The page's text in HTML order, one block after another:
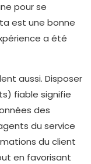
pour se
est une bonne
a été
aussi. Disposer
fiable signifie
des
du service
du client
en favorisant